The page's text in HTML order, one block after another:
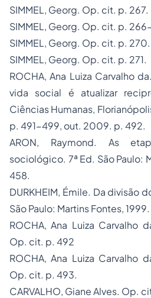
SIMMEL, Georg. Op. cit. p. 267.
SIMMEL, Georg. Op. cit. p.
SIMMEL, Georg. Op. cit. p. 270.
SIMMEL, Georg. Op. cit. p. 271.
ROCHA, Ana Luiza Carvalho
vida social é atualizar
Ciências Humanas,
p. 491-499, out. 2009. p. 492.
ARON, Raymond. As
sociológico. 7ª Ed. São Paulo:
458.
DURKHEIM, Émile. Da divisão
São Paulo: Martins Fontes,
ROCHA, Ana Luiza Carvalho
Op. cit. p. 492
ROCHA, Ana Luiza Carvalho
Op. cit. p. 493.
CARVALHO, Giane Alves. Op.